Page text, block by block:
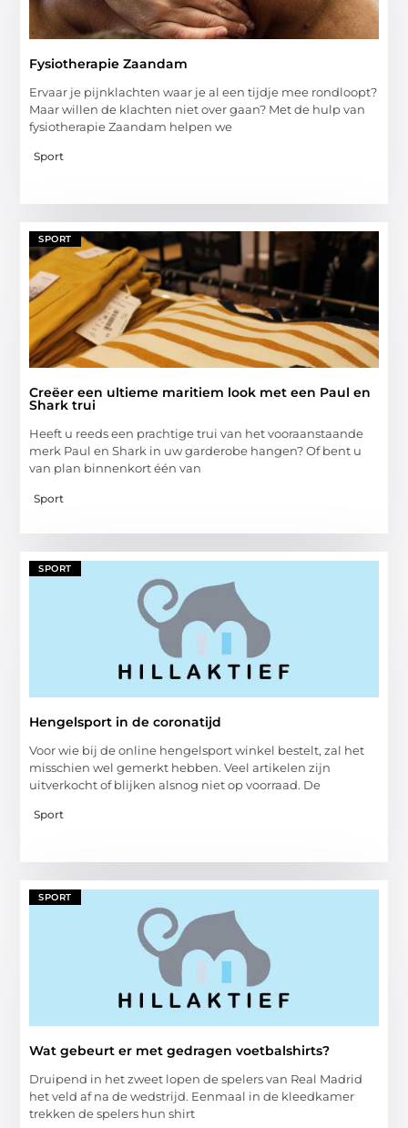
Fysiotherapie Zaandam
Ervaar je pijnklachten waar je al een tijdje mee rondloopt?
Maar willen de klachten niet over gaan? Met de hulp van
fysiotherapie Zaandam helpen we
Sport
SPORT
Creëer een ultieme maritiem look met een Paul en
Shark trui
Heeft u reeds een prachtige trui van het vooraanstaande
merk Paul en Shark in uw garderobe hangen? Of bent u
van plan binnenkort één van
Sport
SPORT
Hengelsport in de coronatijd
Voor wie bij de online hengelsport winkel bestelt, zal het
misschien wel gemerkt hebben. Veel artikelen zijn
uitverkocht of blijken alsnog niet op voorraad. De
Sport
SPORT
Wat gebeurt er met gedragen voetbalshirts?
Druipend in het zweet lopen de spelers van Real Madrid
het veld af na de wedstrijd. Eenmaal in de kleedkamer
trekken de spelers hun shirt